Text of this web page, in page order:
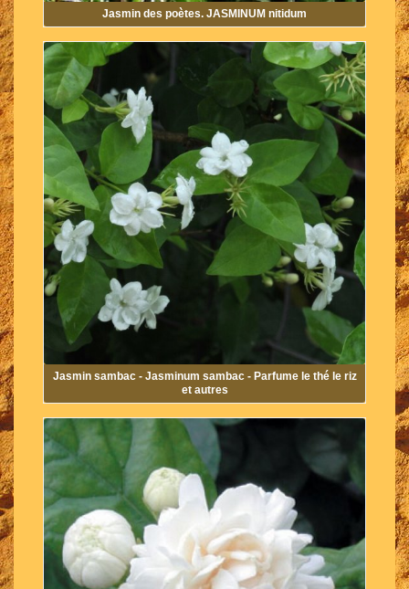
Jasmin des poètes. JASMINUM nitidum
Jasmin sambac - Jasminum sambac - Parfume le thé le riz
et autres